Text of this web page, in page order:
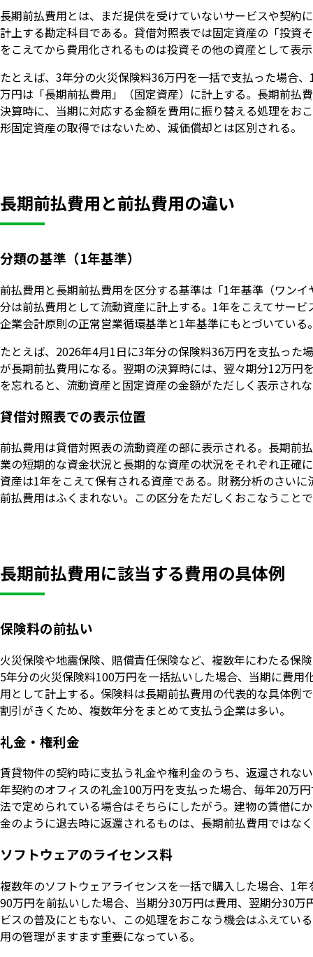
長期前払費用とは、まだ提供を受けていないサービスや契約
計上する勘定科目である。貸借対照表では固定資産の「投資
をこえてから費用化されるものは投資その他の資産として表
たとえば、3年分の火災保険料36万円を一括で支払った場合
万円は「長期前払費用」（固定資産）に計上する。長期前払
決算時に、当期に対応する金額を費用に振り替える処理をお
形固定資産の取得ではないため、減価償却とは区別される。
長期前払費用と前払費用の違い
分類の基準（1年基準）
前払費用と長期前払費用を区分する基準は「1年基準（ワン
分は前払費用として流動資産に計上する。1年をこえてサー
企業会計原則の正常営業循環基準と1年基準にもとづいている
たとえば、2026年4月1日に3年分の保険料36万円を支払っ
が長期前払費用になる。翌期の決算時には、翌々期分12万
を忘れると、流動資産と固定資産の金額がただしく表示され
貸借対照表での表示位置
前払費用は貸借対照表の流動資産の部に表示される。長期前
業の短期的な資金状況と長期的な資産の状況をそれぞれ正確
資産は1年をこえて保有される資産である。財務分析のさい
前払費用はふくまれない。この区分をただしくおこなうこと
長期前払費用に該当する費用の具体例
保険料の前払い
火災保険や地震保険、賠償責任保険など、複数年にわたる保
5年分の火災保険料100万円を一括払いした場合、当期に費
用として計上する。保険料は長期前払費用の代表的な具体例
割引がきくため、複数年分をまとめて支払う企業は多い。
礼金・権利金
賃貸物件の契約時に支払う礼金や権利金のうち、返還されな
年契約のオフィスの礼金100万円を支払った場合、毎年20万
法で定められている場合はそちらにしたがう。建物の賃借に
金のように退去時に返還されるものは、長期前払費用ではな
ソフトウェアのライセンス料
複数年のソフトウェアライセンスを一括で購入した場合、1
90万円を前払いした場合、当期分30万円は費用、翌期分30
ビスの普及にともない、この処理をおこなう機会はふえてい
用の管理がますます重要になっている。